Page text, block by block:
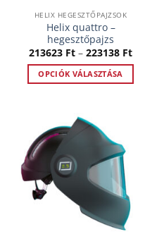
HELIX HEGESZTŐPAJZSOK
Helix quattro –
hegesztőpajzs
213623 Ft – 223138 Ft
213623
-
OPCIÓK VÁLASZTÁSA
terméknek
több
variációja
van.
változatok
a
termékoldalon